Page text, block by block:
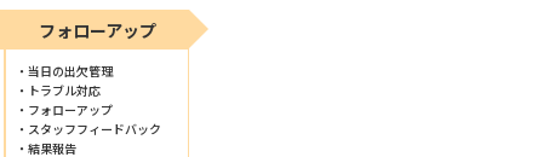
フォローアップ
当日の出欠管理
トラブル対応
フォローアップ
スタッフフィードバック
結果報告